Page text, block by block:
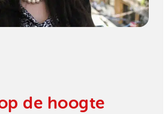
de hoogte